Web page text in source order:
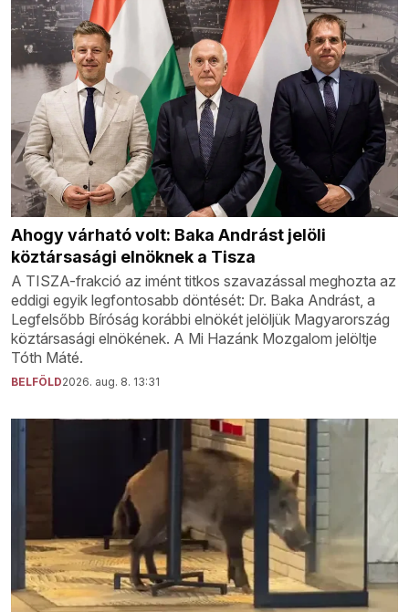
Ahogy várható volt: Baka Andrást jelöli
köztársasági elnöknek a Tisza
A TISZA-frakció az imént titkos szavazással meghozta az
eddigi egyik legfontosabb döntését: Dr. Baka Andrást, a
Legfelsőbb Bíróság korábbi elnökét jelöljük Magyarország
köztársasági elnökének. A Mi Hazánk Mozgalom jelöltje
Tóth Máté.
BELFÖLD2026. aug. 8. 13:31